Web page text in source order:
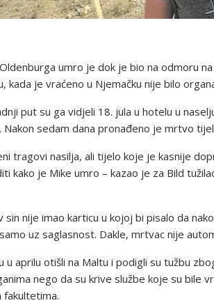
umro je dok je bio na odmoru
kada je vraćeno u Njemačku nije bilo
put su ga vidjeli 18. jula u hotelu u
Nakon sedam dana pronađeno je mrtvo
tragovi nasilja, ali tijelo koje je kasnije
kako je Mike umro – kazao je za Bild
nije imao karticu u kojoj bi pisalo da
uz saglasnost. Dakle, mrtvac nije
u aprilu otišli na Maltu i podigli su tužbu
nego da su krive službe koje su bile
fakultetima.